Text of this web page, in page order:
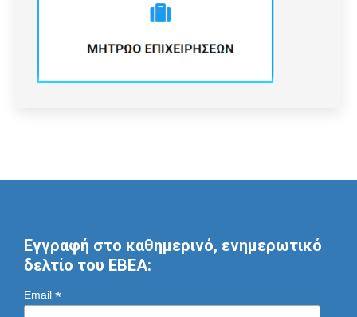
Εγγραφή στο καθημερινό, ενημερωτικό
δελτίο του ΕΒΕΑ:
Email *